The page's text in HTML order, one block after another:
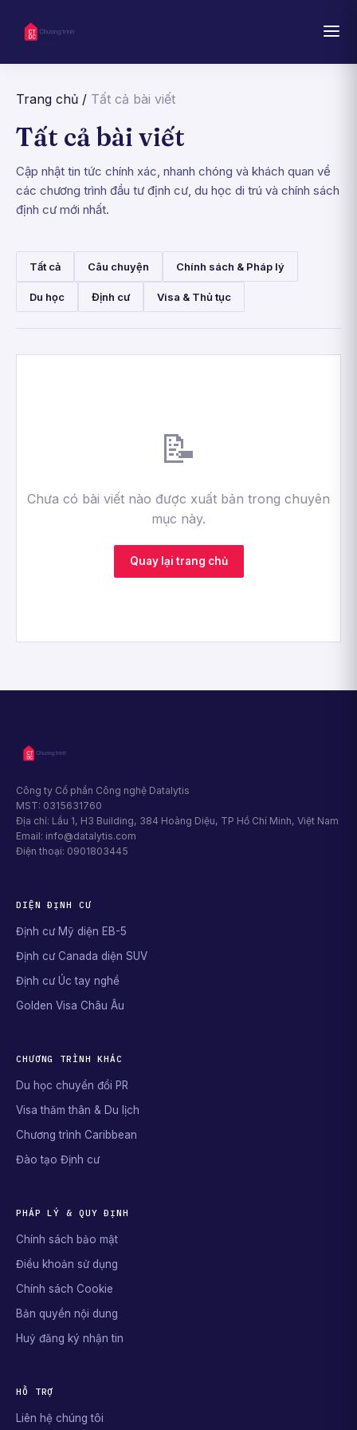
Trang chủ / Tất cả bài viết
Tất cả bài viết
Cập nhật tin tức chính xác, nhanh chóng và khách quan về
các chương trình đầu tư định cư, du học di trú và chính sách
định cư mới nhất.
Tất cả Câu chuyện Chính sách & Pháp lý
Du học Định cư Visa & Thủ tục
📝
Chưa có bài viết nào được xuất bản trong chuyên
mục này.
Quay lại trang chủ
Công ty Cổ phần Công nghệ Datalytis
MST: 0315631760
Địa chỉ: Lầu 1, H3 Building, 384 Hoàng Diệu, TP Hồ Chí Minh, Việt Nam
Email: info@datalytis.com
Điện thoại: 0901803445
DIỆN ĐỊNH CƯ
Định cư Mỹ diện EB-5
Định cư Canada diện SUV
Định cư Úc tay nghề
Golden Visa Châu Âu
CHƯƠNG TRÌNH KHÁC
Du học chuyển đổi PR
Visa thăm thân & Du lịch
Chương trình Caribbean
Đào tạo Định cư
PHÁP LÝ & QUY ĐỊNH
Chính sách bảo mật
Điều khoản sử dụng
Chính sách Cookie
Bản quyền nội dung
Huỷ đăng ký nhận tin
HỖ TRỢ
Liên hệ chúng tôi